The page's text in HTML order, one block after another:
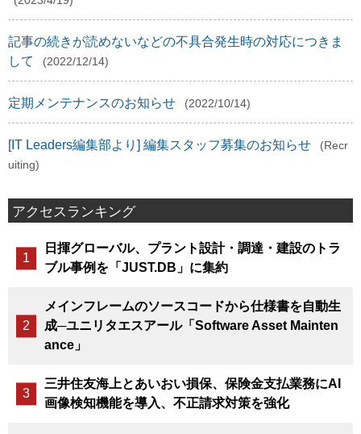
記事の続きが読めないなどの不具合発生時の対応につきま
して
(2022/12/14)
定期メンテナンスのお知らせ (2022/10/14)
[IT Leaders編集部より] 編集スタッフ募集のお知らせ
(Recr
uiting)
アクセスランキング
日揮グローバル、プラント設計・調達・建設のトラ
ブル事例を「JUST.DB」に集約
メインフレームのソースコードから仕様書を自動生
成─ユニリタエスアール「Software Asset Mainten
ance」
三井住友海上とあいおい損保、保険金支払業務にAI
画像検知機能を導入、不正請求対策を強化